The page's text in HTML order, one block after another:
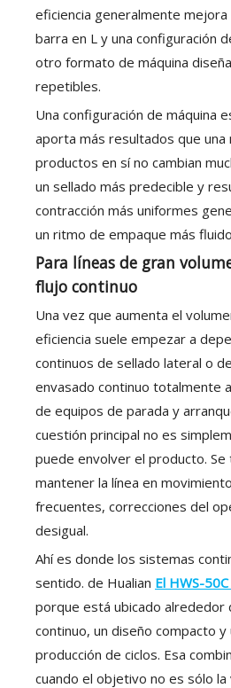
eficiencia generalmente mejora
barra en L y una configuración
otro formato de máquina
repetibles.
Una configuración de máquina
aporta más resultados que una
productos en sí no cambian
un sellado más predecible y
contracción más uniformes
un ritmo de empaque más
Para líneas de gran
flujo continuo
Una vez que aumenta el
eficiencia suele empezar a
continuos de sellado lateral o
envasado continuo totalmente
de equipos de parada y
cuestión principal no es
puede envolver el producto.
mantener la línea en
frecuentes, correcciones del
desigual.
Ahí es donde los sistemas
sentido. de Hualian El HWS-50C
porque está ubicado alrededor
continuo, un diseño compacto y
producción de ciclos. Esa
cuando el objetivo no es sólo la